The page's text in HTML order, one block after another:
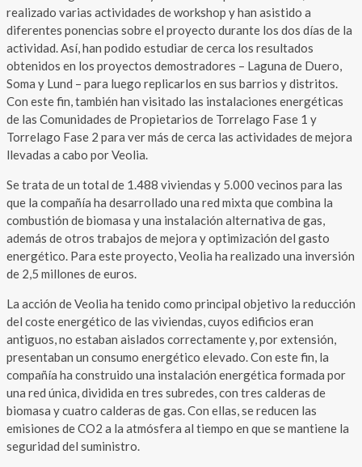
realizado varias actividades de workshop y han asistido a
diferentes ponencias sobre el proyecto durante los dos días de la
actividad. Así, han podido estudiar de cerca los resultados
obtenidos en los proyectos demostradores – Laguna de Duero,
Soma y Lund – para luego replicarlos en sus barrios y distritos.
Con este fin, también han visitado las instalaciones energéticas
de las Comunidades de Propietarios de Torrelago Fase 1 y
Torrelago Fase 2 para ver más de cerca las actividades de mejora
llevadas a cabo por Veolia.
Se trata de un total de 1.488 viviendas y 5.000 vecinos para las
que la compañía ha desarrollado una red mixta que combina la
combustión de biomasa y una instalación alternativa de gas,
además de otros trabajos de mejora y optimización del gasto
energético. Para este proyecto, Veolia ha realizado una inversión
de 2,5 millones de euros.
La acción de Veolia ha tenido como principal objetivo la reducción
del coste energético de las viviendas, cuyos edificios eran
antiguos, no estaban aislados correctamente y, por extensión,
presentaban un consumo energético elevado. Con este fin, la
compañía ha construido una instalación energética formada por
una red única, dividida en tres subredes, con tres calderas de
biomasa y cuatro calderas de gas. Con ellas, se reducen las
emisiones de CO2 a la atmósfera al tiempo en que se mantiene la
seguridad del suministro.